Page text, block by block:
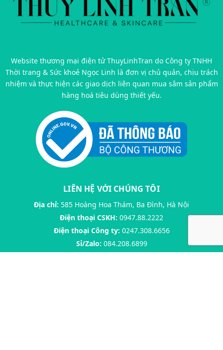
Website thương mại điện tử ThuyLinhTran do Công ty TNHH
Thời trang & Sức khoẻ Ngọc Linh là đơn vị chủ quản, chịu trách
nhiệm và thực hiện các giao dịch liên quan mua sắm sản phẩm
hàng hoá tiêu dùng thiết yếu.
LIÊN HỆ VỚI CHÚNG TÔI
Địa chỉ: 585 Hoàng Hoa Thám, Ba Đình, Hà Nội
Điện thoại CSKH: 0947.88.2222
Điện thoại Công ty: 0247.308.6656
Sỉ/Zalo: 084.208.6899